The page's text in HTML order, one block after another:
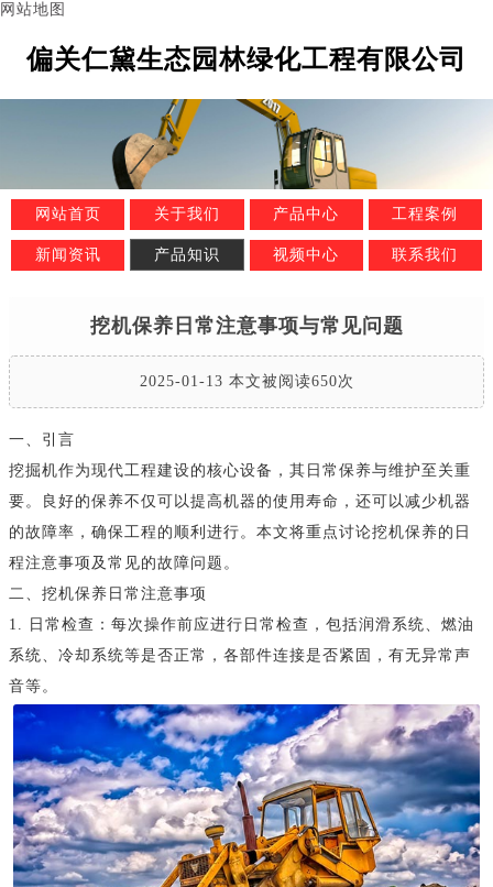
网站地图
偏关仁黛生态园林绿化工程有限公司
网站首页 关于我们 产品中心 工程案例
新闻资讯 产品知识 视频中心 联系我们
挖机保养日常注意事项与常见问题
2025-01-13 本文被阅读650次
一、引言
挖掘机作为现代工程建设的核心设备，其日常保养与维护至关重
要。良好的保养不仅可以提高机器的使用寿命，还可以减少机器
的故障率，确保工程的顺利进行。本文将重点讨论挖机保养的日
程注意事项及常见的故障问题。
二、挖机保养日常注意事项
1. 日常检查：每次操作前应进行日常检查，包括润滑系统、燃油
系统、冷却系统等是否正常，各部件连接是否紧固，有无异常声
音等。